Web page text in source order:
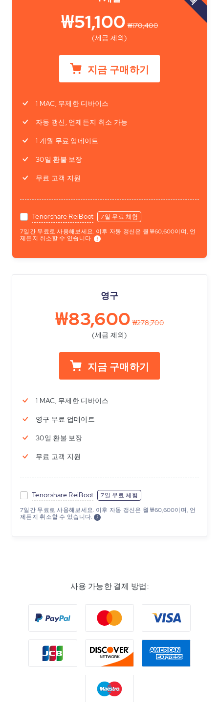
₩51,100 ₩170,400
(세금 제외)
지금 구매하기
1 MAC, 무제한 디바이스
자동 갱신, 언제든지 취소 가능
1 개월 무료 업데이트
30일 환불 보장
무료 고객 지원
Tenorshare ReiBoot
7일 무료 체험
7일간 무료로 사용해보세요. 이후 자동 갱신은 월 ₩60,600이며, 언
제든지 취소할 수 있습니다.
영구
₩83,600 ₩278,700
(세금 제외)
지금 구매하기
1 MAC, 무제한 디바이스
영구 무료 업데이트
30일 환불 보장
무료 고객 지원
Tenorshare ReiBoot
7일 무료 체험
7일간 무료로 사용해보세요. 이후 자동 갱신은 월 ₩60,600이며, 언
제든지 취소할 수 있습니다.
사용 가능한 결제 방법: